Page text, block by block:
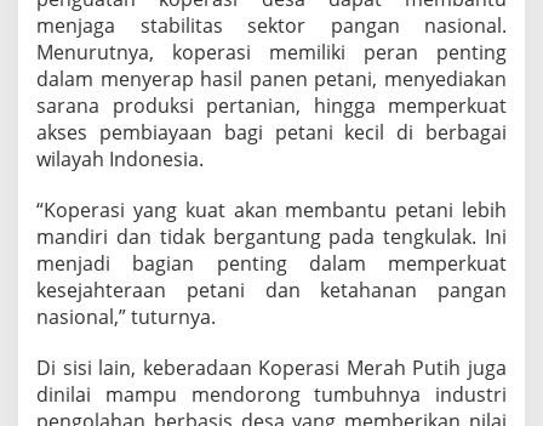
menjaga stabilitas sektor pangan nasional.
Menurutnya, koperasi memiliki peran penting
dalam menyerap hasil panen petani, menyediakan
sarana produksi pertanian, hingga memperkuat
akses pembiayaan bagi petani kecil di berbagai
wilayah Indonesia.
“Koperasi yang kuat akan membantu petani lebih
mandiri dan tidak bergantung pada tengkulak. Ini
menjadi bagian penting dalam memperkuat
kesejahteraan petani dan ketahanan pangan
nasional,” tuturnya.
Di sisi lain, keberadaan Koperasi Merah Putih juga
dinilai mampu mendorong tumbuhnya industri